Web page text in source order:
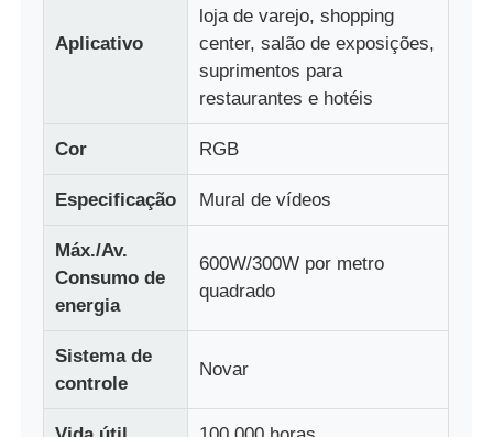
Controle de qualidade
Contacte-nos
Notícias
Todos os casos
Solicitar Orçamento
Tela de malha LED
Aplicativo
loja de varejo, shopping
center, salão de exposições,
suprimentos para
restaurantes e hotéis
Cor RGB
Especificação Mural de vídeos
Máx./Av.
Consumo de
energia
600W/300W por metro
quadrado
Sistema de
controle
Novar